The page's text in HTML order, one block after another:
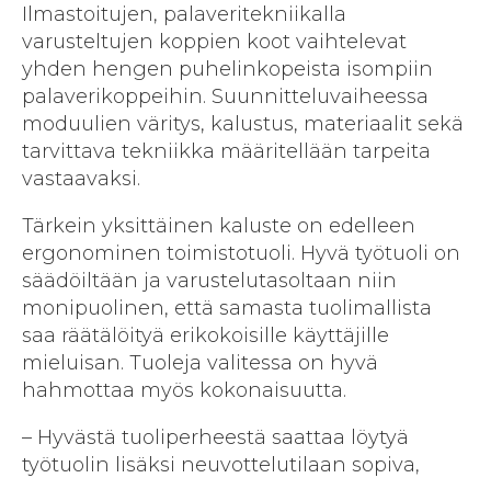
Ilmastoitujen, palaveritekniikalla
varusteltujen koppien koot vaihtelevat
yhden hengen puhelinkopeista isompiin
palaverikoppeihin. Suunnitteluvaiheessa
moduulien väritys, kalustus, materiaalit sekä
tarvittava tekniikka määritellään tarpeita
vastaavaksi.
Tärkein yksittäinen kaluste on edelleen
ergonominen toimistotuoli. Hyvä työtuoli on
säädöiltään ja varustelutasoltaan niin
monipuolinen, että samasta tuolimallista
saa räätälöityä erikokoisille käyttäjille
mieluisan. Tuoleja valitessa on hyvä
hahmottaa myös kokonaisuutta.
– Hyvästä tuoliperheestä saattaa löytyä
työtuolin lisäksi neuvottelu­tilaan sopiva,